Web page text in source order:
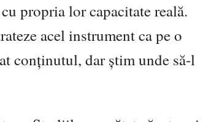
propria lor capacitate reală.
acel instrument ca pe o
conținutul, dar știm unde să-l